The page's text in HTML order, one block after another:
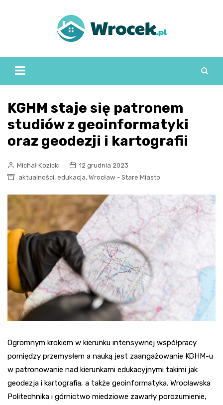
KGHM staje się patronem
studiów z geoinformatyki
oraz geodezji i kartografii
Michał Kozicki
12 grudnia 2023
aktualności, edukacja, Wrocław - Stare Miasto
Ogromnym krokiem w kierunku intensywnej współpracy
pomiędzy przemysłem a nauką jest zaangażowanie KGHM-u
w patronowanie nad kierunkami edukacyjnymi takimi jak
geodezja i kartografia, a także geoinformatyka. Wrocławska
Politechnika i górnictwo miedziowe zawarły porozumienie,